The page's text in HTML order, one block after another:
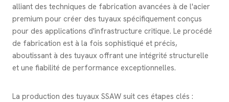
alliant des techniques de fabrication avancées à de l'acier
premium pour créer des tuyaux spécifiquement conçus
pour des applications d'infrastructure critique. Le procédé
de fabrication est à la fois sophistiqué et précis,
aboutissant à des tuyaux offrant une intégrité structurelle
et une fiabilité de performance exceptionnelles.
La production des tuyaux SSAW suit ces étapes clés :